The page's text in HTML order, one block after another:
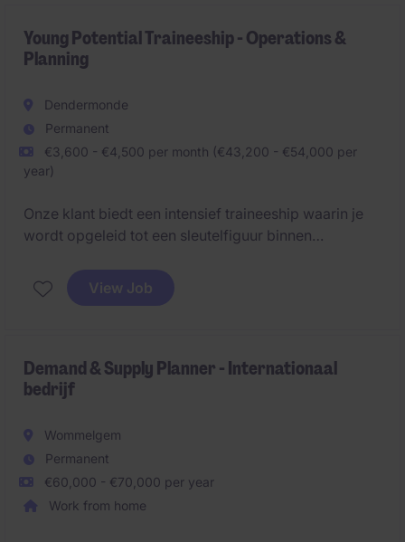
Young Potential Traineeship - Operations &
Planning
Dendermonde
Permanent
€3,600 - €4,500 per month (€43,200 - €54,000 per
year)
Onze klant biedt een intensief traineeship waarin je
wordt opgeleid tot een sleutelfiguur binnen
analyse, coördinatie en optimalisatie met een
duidelijk groeipad richting een leidinggevende rol.
View Job
Demand & Supply Planner - Internationaal
bedrijf
Wommelgem
Permanent
€60,000 - €70,000 per year
Work from home